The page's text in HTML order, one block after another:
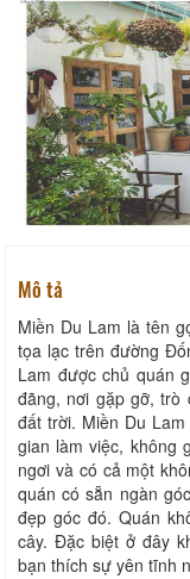
Mô tả
Miền Du Lam là tên
tọa lạc trên đường
Lam được chủ quán
đãng, nơi gặp gỡ, trò
đất trời. Miền Du
gian làm việc, không
ngơi và có cả một
quán có sẵn ngàn
đẹp góc đó. Quán
cây. Đặc biệt ở đây
bạn thích sự yên tĩnh